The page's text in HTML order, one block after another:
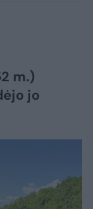
m.)
jo